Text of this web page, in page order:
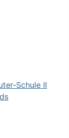
Schule II